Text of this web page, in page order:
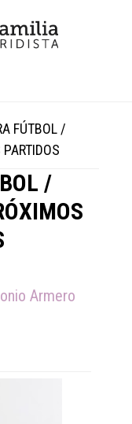
FÚTBOL /
/
Armero